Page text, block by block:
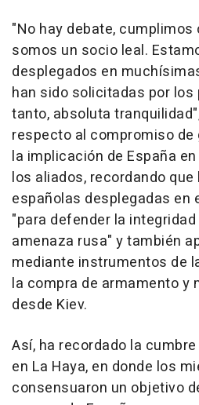
"No hay debate,
somos un socio leal.
desplegados en
han sido solicitadas por los
tanto, absoluta
respecto al compromiso
la implicación de España
los aliados, recordando
españolas desplegadas en
"para defender la
amenaza rusa" y también
mediante instrumentos de
la compra de armamento y
desde Kiev.
Así, ha recordado la
en La Haya, en donde los
consensuaron un objetivo